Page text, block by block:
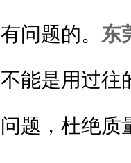
有问题的。 东
不能是用过往
问题，杜绝质